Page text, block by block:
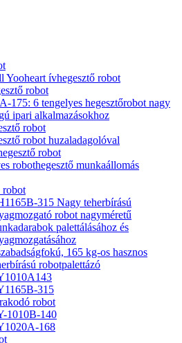
Yooheart ívhegesztő robot
robot
175: 6 tengelyes hegesztőrobot nagy
ipari alkalmazásokhoz
robot
robot huzaladagolóval
robot
robothegesztő munkaállomás
robot
315 Nagy teherbírású
robot nagyméretű
palettálásához és
165 kg-os hasznos
robotpalettázó
315
robot
1010B-140
168